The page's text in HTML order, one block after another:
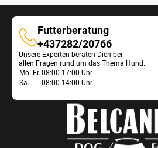
Futterberatung
Futterberatung
+437282/20766
Unsere Experten beraten Dich bei
allen Fragen rund um das Thema Hund.
Öffnungszeiten
Futterberatung:
Mo.-Fr. 08:00-17:00 Uhr
Sa.
08:00-14:00 Uhr